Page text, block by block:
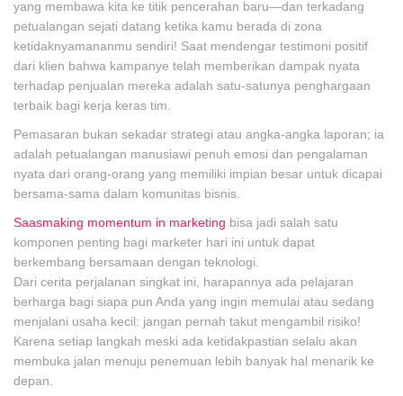
yang membawa kita ke titik pencerahan baru—dan terkadang
petualangan sejati datang ketika kamu berada di zona
ketidaknyamananmu sendiri! Saat mendengar testimoni positif
dari klien bahwa kampanye telah memberikan dampak nyata
terhadap penjualan mereka adalah satu-satunya penghargaan
terbaik bagi kerja keras tim.
Pemasaran bukan sekadar strategi atau angka-angka laporan; ia
adalah petualangan manusiawi penuh emosi dan pengalaman
nyata dari orang-orang yang memiliki impian besar untuk dicapai
bersama-sama dalam komunitas bisnis.
Saasmaking momentum in marketing bisa jadi salah satu
komponen penting bagi marketer hari ini untuk dapat
berkembang bersamaan dengan teknologi.
Dari cerita perjalanan singkat ini, harapannya ada pelajaran
berharga bagi siapa pun Anda yang ingin memulai atau sedang
menjalani usaha kecil: jangan pernah takut mengambil risiko!
Karena setiap langkah meski ada ketidakpastian selalu akan
membuka jalan menuju penemuan lebih banyak hal menarik ke
depan.